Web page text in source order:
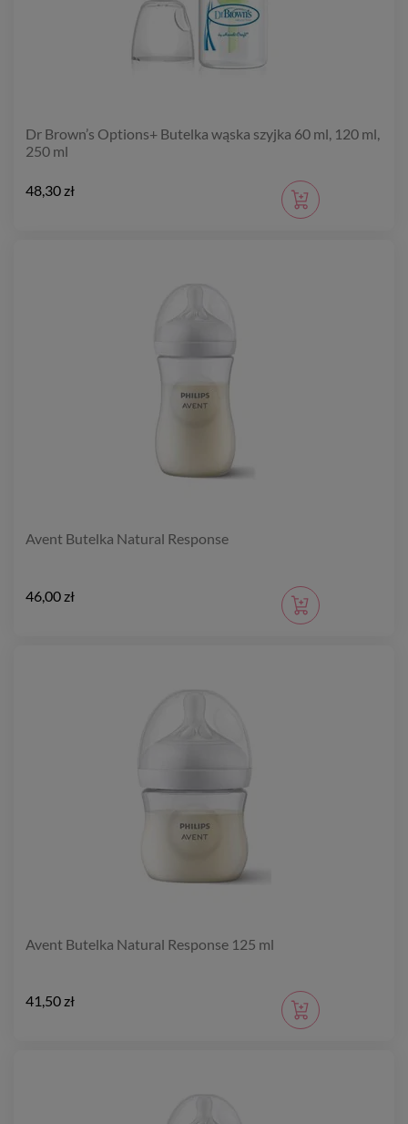
Dr Brown’s Options+ Butelka wąska szyjka 60 ml, 120 ml,
250 ml
48,30 zł
Avent Butelka Natural Response
46,00 zł
Avent Butelka Natural Response 125 ml
41,50 zł